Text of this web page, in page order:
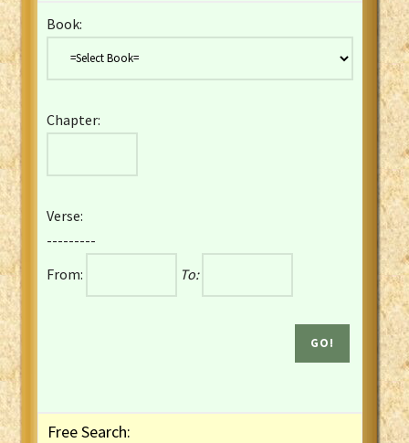
Czech Kralicka Bible
English YLT 1898 Bible
French Darby Bible
French Louis Segond Bible
Gaelic (Manx) Selections
Gaelic (Scottish) Mark
Book:
Chapter:
Verse:
---------
From:
To:
Free Search: